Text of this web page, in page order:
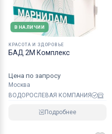
В НАЛИЧИИ
КРАСОТА И ЗДОРОВЬЕ
БАД 2М Комплекс
Цена по запросу
Москва
ВОДОРОСЛЕВАЯ КОМПАНИЯ
Подробнее